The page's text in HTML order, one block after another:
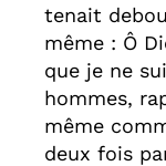
tenait
même : Ô
que je ne
hommes,
même
deux fois